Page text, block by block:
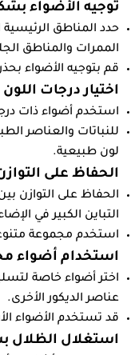
توجيه الأضواء
حدد المناطق
الممرات والمناطق
قم بتوجيه الأضواء
اختيار درجات
استخدم أضواء ذات
للنباتات والعناصر
لون طبيعية.
الحفاظ على
الحفاظ على التوازن
التباين الكبير في
استخدم مجموعة
استخدام أضواء
اختر أضواء خاصة
عناصر الديكور الأخرى.
قد تستخدم الأضواء
استغلال الظلال